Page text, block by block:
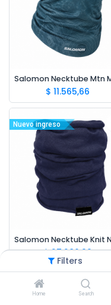
Filters
Home Search
$ 11.565,66
Nuevo ingreso
$27.286,99
Nuevo ingreso